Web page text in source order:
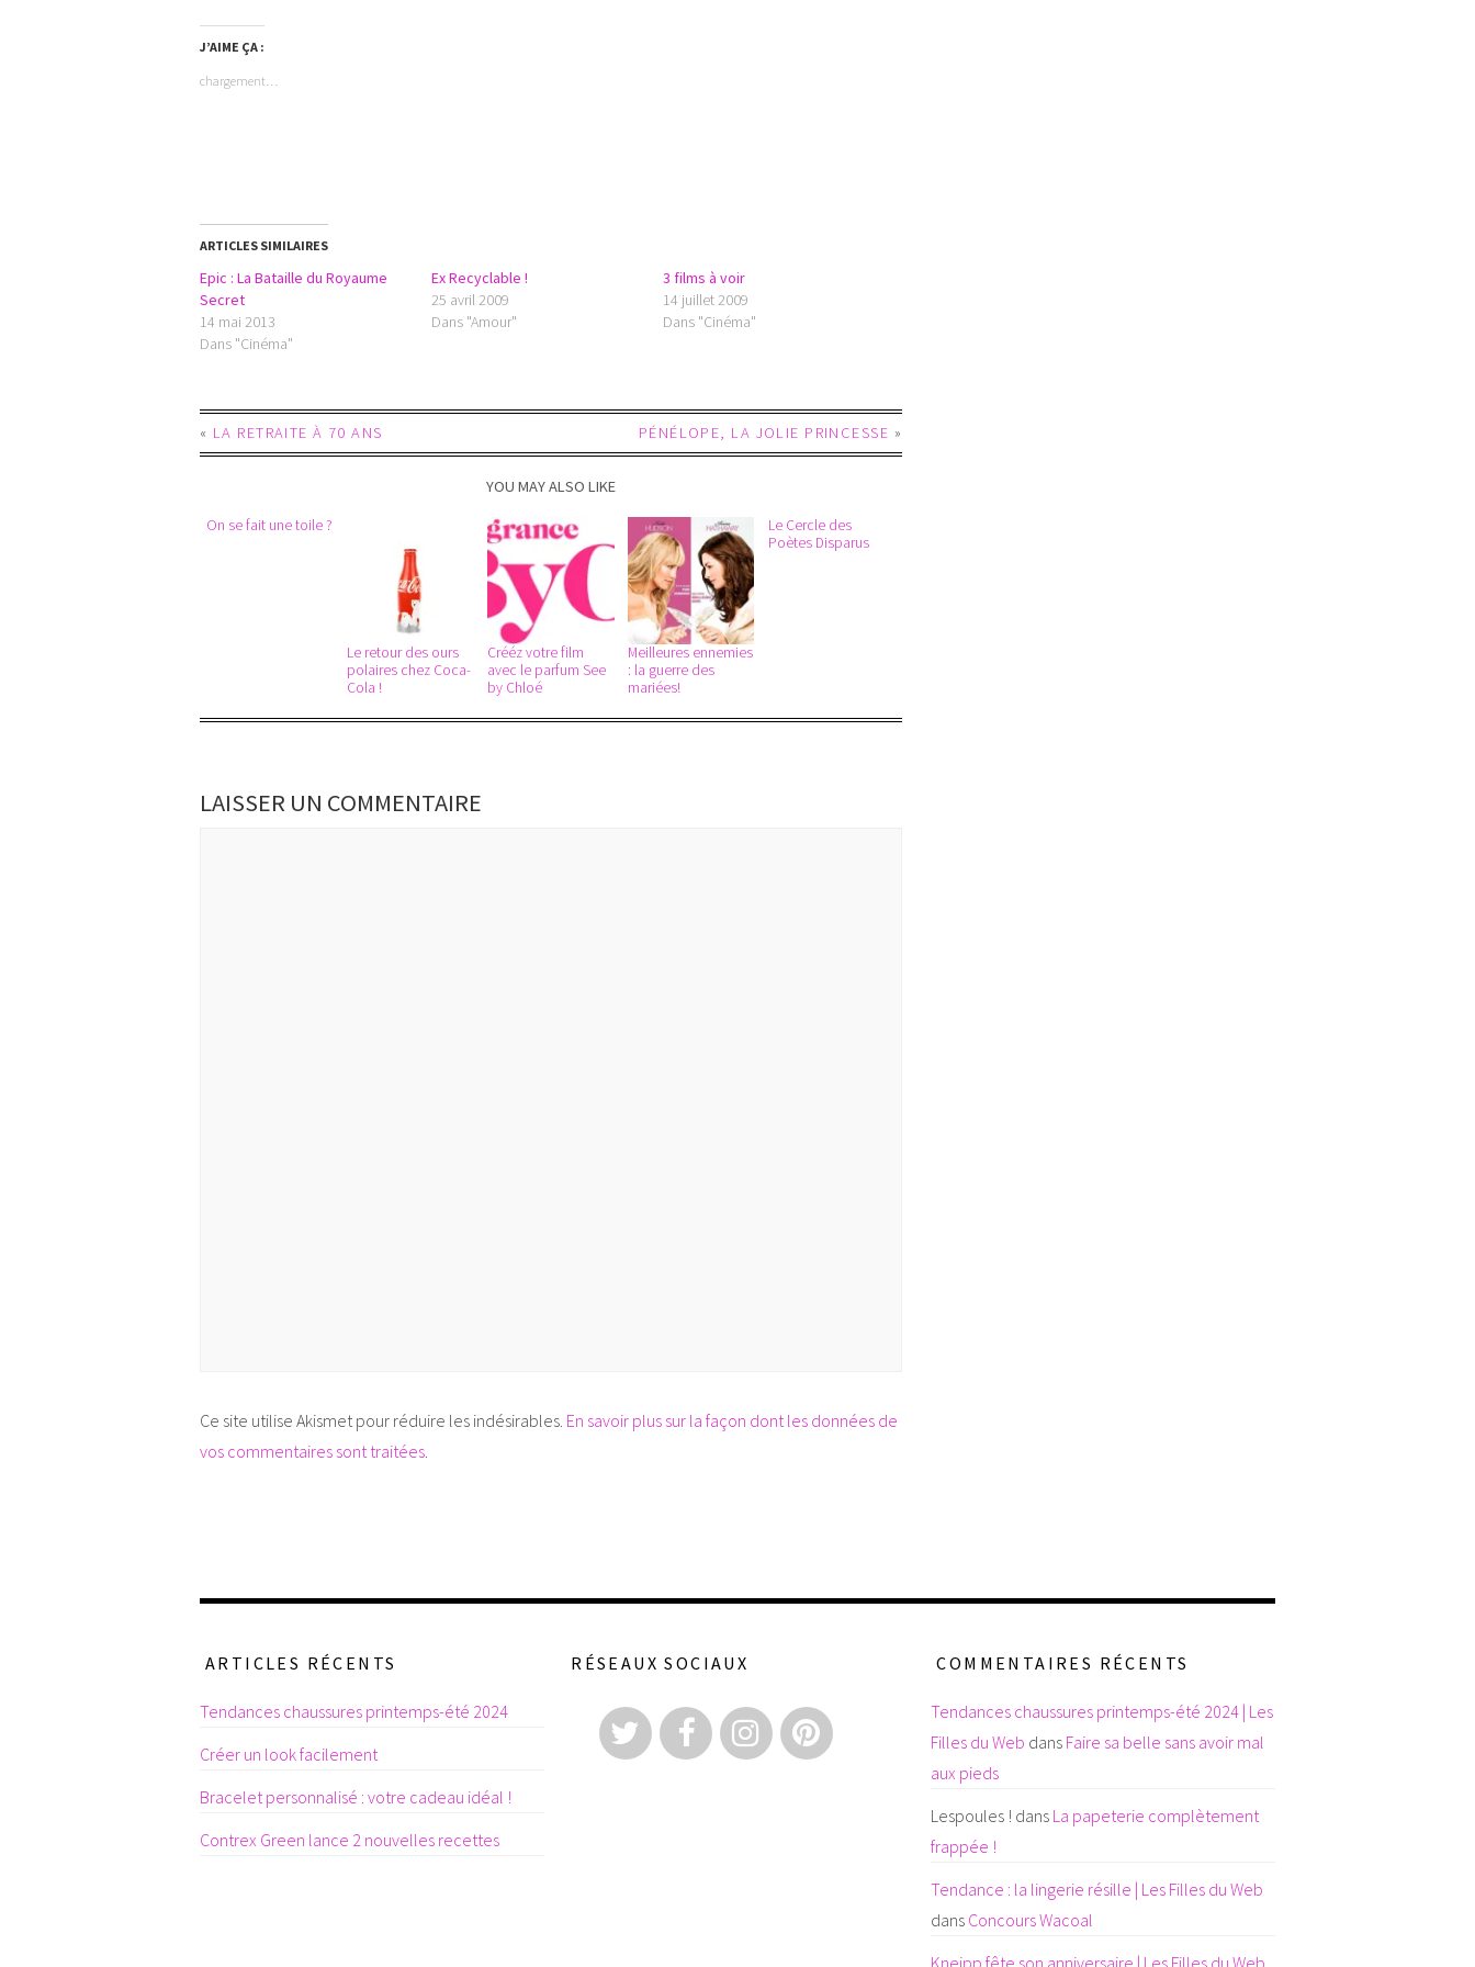
J’AIME ÇA :
chargement…
ARTICLES SIMILAIRES
Epic : La Bataille du Royaume
Secret
14 mai 2013
Dans "Cinéma"
Ex Recyclable !
25 avril 2009
Dans "Amour"
3 films à voir
14 juillet 2009
Dans "Cinéma"
« LA RETRAITE À 70 ANS PÉNÉLOPE, LA JOLIE PRINCESSE »
YOU MAY ALSO LIKE
On se fait une toile ?
Le retour des ours
polaires chez Coca-
Cola !
Crééz votre film
avec le parfum See
by Chloé
Meilleures ennemies
: la guerre des
mariées!
Le Cercle des
Poètes Disparus
LAISSER UN COMMENTAIRE
Ce site utilise Akismet pour réduire les indésirables. En savoir plus sur la façon dont les données de
vos commentaires sont traitées
ARTICLES RÉCENTS
Tendances chaussures printemps-été 2024
Créer un look facilement
Bracelet personnalisé : votre cadeau idéal !
Contrex Green lance 2 nouvelles recettes
RÉSEAUX SOCIAUX COMMENTAIRES RÉCENTS
Tendances chaussures printemps-été 2024 | Les
Filles du Web dans Faire sa belle sans avoir mal
aux pieds
Lespoules ! dans La papeterie complètement
frappée !
Tendance : la lingerie résille | Les Filles du Web
dans Concours Wacoal
Kneipp fête son anniversaire | Les Filles du Web